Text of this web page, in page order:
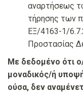
αναρτήσεως
τήρησης των
ΕΞ/4163-1/
Προστασίας
Με δεδομένο ότι
μοναδικός/ή
ούσα, δεν